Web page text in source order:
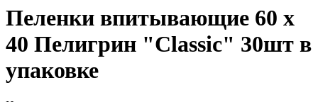
Пеленки впитывающие 60 х
40 Пелигрин "Classic" 30шт в
упаковке